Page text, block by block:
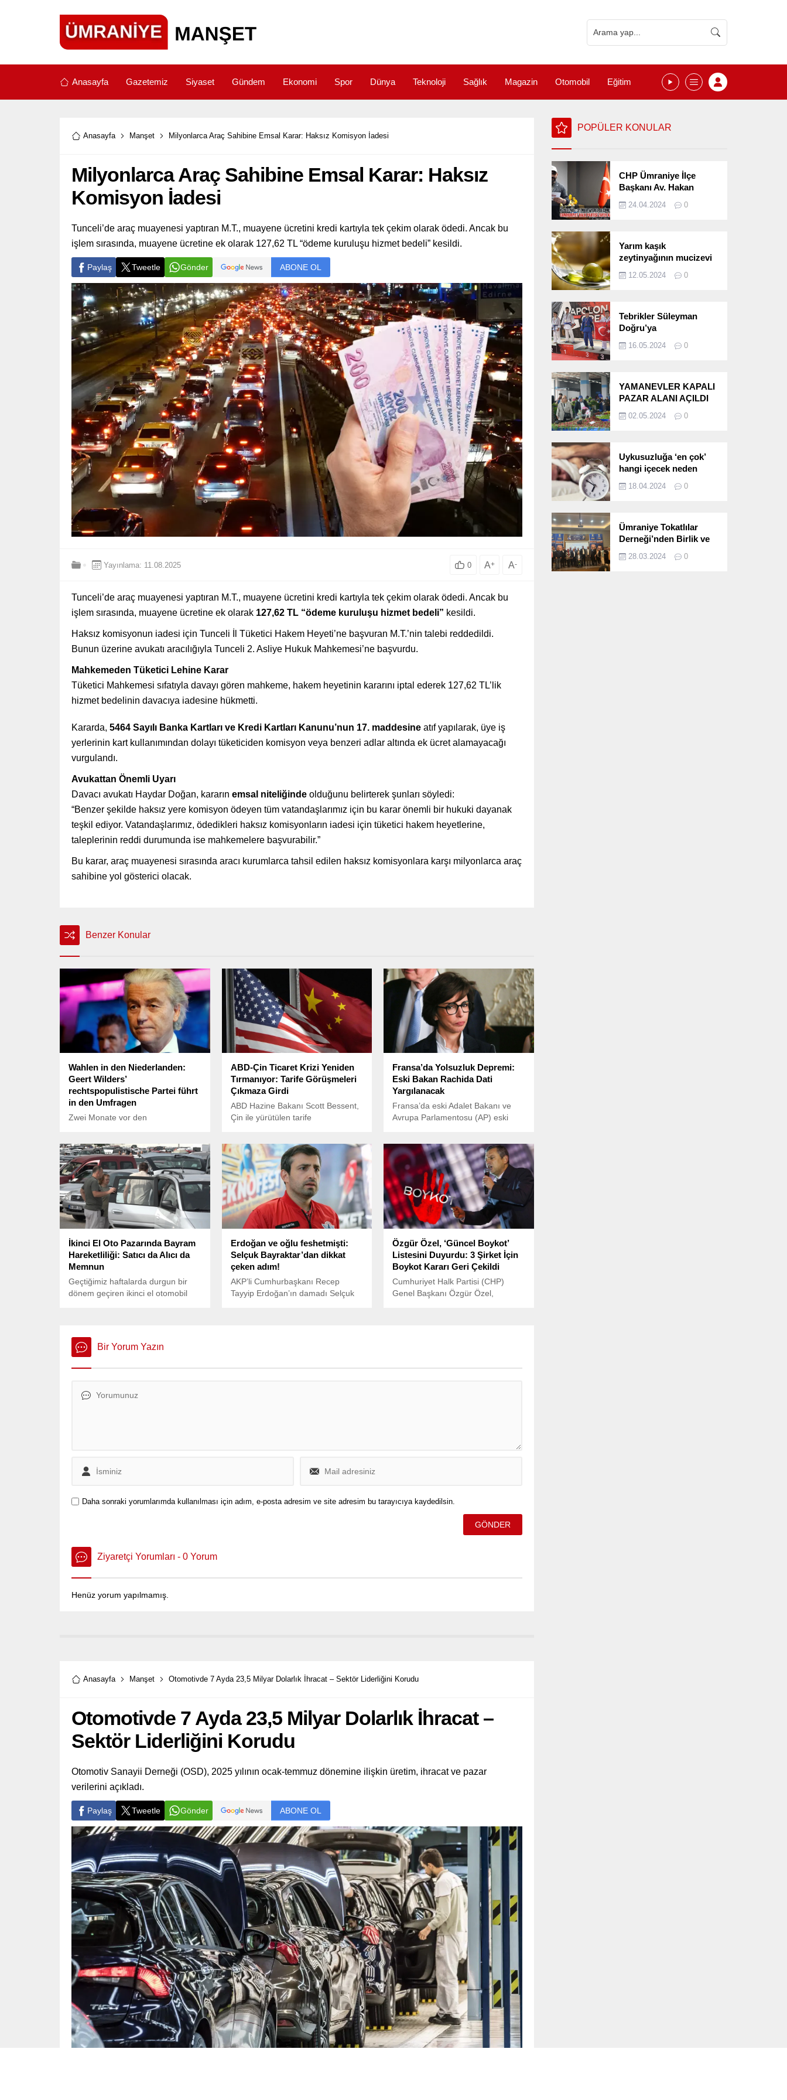
Anasayfa Gazetemiz Siyaset Gündem Ekonomi Spor Dünya Teknoloji Sağlık Magazin Otomobil Eğitim
Anasayfa Manşet Milyonlarca Araç Sahibine Emsal Karar: Haksız Komisyon İadesi
Milyonlarca Araç Sahibine Emsal Karar: Haksız
Komisyon İadesi
Tunceli’de araç muayenesi yaptıran M.T., muayene ücretini kredi kartıyla tek çekim olarak ödedi. Ancak bu
işlem sırasında, muayene ücretine ek olarak 127,62 TL “ödeme kuruluşu hizmet bedeli” kesildi.
Paylaş Tweetle Gönder ABONE OL
Yayınlama: 11.08.2025 0 A+ A-
Tunceli’de araç muayenesi yaptıran M.T., muayene ücretini kredi kartıyla tek çekim olarak ödedi. Ancak bu
işlem sırasında, muayene ücretine ek olarak 127,62 TL “ödeme kuruluşu hizmet bedeli” kesildi.
Haksız komisyonun iadesi için Tunceli İl Tüketici Hakem Heyeti’ne başvuran M.T.’nin talebi reddedildi.
Bunun üzerine avukatı aracılığıyla Tunceli 2. Asliye Hukuk Mahkemesi’ne başvurdu.
Mahkemeden Tüketici Lehine Karar
Tüketici Mahkemesi sıfatıyla davayı gören mahkeme, hakem heyetinin kararını iptal ederek 127,62 TL’lik
hizmet bedelinin davacıya iadesine hükmetti.
Kararda, 5464 Sayılı Banka Kartları ve Kredi Kartları Kanunu’nun 17. maddesine atıf yapılarak, üye iş
yerlerinin kart kullanımından dolayı tüketiciden komisyon veya benzeri adlar altında ek ücret alamayacağı
vurgulandı.
Avukattan Önemli Uyarı
Davacı avukatı Haydar Doğan, kararın emsal niteliğinde olduğunu belirterek şunları söyledi:
“Benzer şekilde haksız yere komisyon ödeyen tüm vatandaşlarımız için bu karar önemli bir hukuki dayanak
teşkil ediyor. Vatandaşlarımız, ödedikleri haksız komisyonların iadesi için tüketici hakem heyetlerine,
taleplerinin reddi durumunda ise mahkemelere başvurabilir.”
Bu karar, araç muayenesi sırasında aracı kurumlarca tahsil edilen haksız komisyonlara karşı milyonlarca araç
sahibine yol gösterici olacak.
Benzer Konular
Wahlen in den Niederlanden:
Geert Wilders’
rechtspopulistische Partei führt
in den Umfragen
Zwei Monate vor den
Migration, Wirtschaft,
Wohnungsmarkt und Außenpolitik
den Wahlkampf. Die
rechtspopulistische Freiheitspartei
(PVV) von Geert Wilders liegt in
den neuesten Umfragen vorne.
ABD-Çin Ticaret Krizi Yeniden
Tırmanıyor: Tarife Görüşmeleri
Çıkmaza Girdi
ABD Hazine Bakanı Scott Bessent,
Çin ile yürütülen tarife
Fransa’da Yolsuzluk Depremi:
Eski Bakan Rachida Dati
Yargılanacak
Fransa’da eski Adalet Bakanı ve
Avrupa Parlamentosu (AP) eski
yargı önüne çıkıyor.
İkinci El Oto Pazarında Bayram
Hareketliliği: Satıcı da Alıcı da
Memnun
Geçtiğimiz haftalarda durgun bir
dönem geçiren ikinci el otomobil
Erdoğan ve oğlu feshetmişti:
Selçuk Bayraktar’dan dikkat
çeken adım!
AKP’li Cumhurbaşkanı Recep
Tayyip Erdoğan’ın damadı Selçuk
Özgür Özel, ‘Güncel Boykot’
Listesini Duyurdu: 3 Şirket İçin
Boykot Kararı Geri Çekildi
Cumhuriyet Halk Partisi (CHP)
Genel Başkanı Özgür Özel,
Bir Yorum Yazın
Daha sonraki yorumlarımda kullanılması için adım, e-posta adresim ve site adresim bu tarayıcıya kaydedilsin.
Ziyaretçi Yorumları - 0 Yorum
Henüz yorum yapılmamış.
Anasayfa Manşet Otomotivde 7 Ayda 23,5 Milyar Dolarlık İhracat – Sektör Liderliğini Korudu
Otomotivde 7 Ayda 23,5 Milyar Dolarlık İhracat –
Sektör Liderliğini Korudu
Otomotiv Sanayii Derneği (OSD), 2025 yılının ocak-temmuz dönemine ilişkin üretim, ihracat ve pazar
verilerini açıkladı.
Paylaş Tweetle Gönder ABONE OL
POPÜLER KONULAR
CHP Ümraniye İlçe
Başkanı Av. Hakan
Seçimlerini
24.04.2024 0
Yarım kaşık
zeytinyağının mucizevi
12.05.2024 0
Tebrikler Süleyman
Doğru’ya
16.05.2024 0
YAMANEVLER KAPALI
PAZAR ALANI AÇILDI
02.05.2024 0
Uykusuzluğa ‘en çok’
hangi içecek neden
18.04.2024 0
Ümraniye Tokatlılar
Derneği’nden Birlik ve
Programı
28.03.2024 0